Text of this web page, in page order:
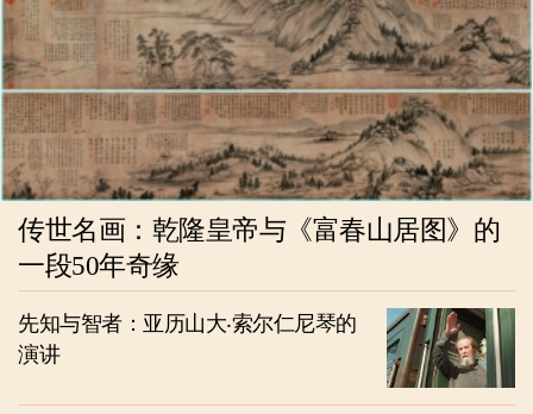
传世名画：乾隆皇帝与《富春山居图》的
一段50年奇缘
先知与智者：亚历山大‧索尔仁尼琴的
演讲